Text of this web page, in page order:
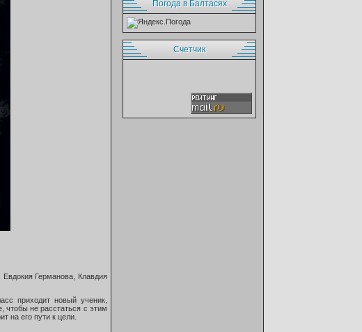
Германова, Клавдия
приходит новый ученик,
чтобы не расстаться с этим
на его пути к цели.
Погода в Балтасях
Cчетчик